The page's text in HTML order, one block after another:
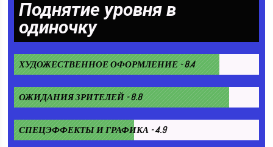
Поднятие уровня в
одиночку
ХУДОЖЕСТВЕННОЕ ОФОРМЛЕНИЕ - 8.4
ОЖИДАНИЯ ЗРИТЕЛЕЙ - 8.8
СПЕЦЭФФЕКТЫ И ГРАФИКА - 4.9